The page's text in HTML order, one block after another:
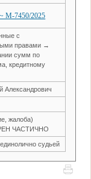
М-7450/2025
с
правами →
сумм по
кредитному
Александрович
жалоба)
ЧАСТИЧНО
судьей